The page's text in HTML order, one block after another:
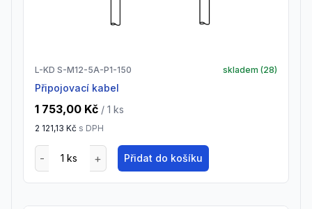
L-KD S-M12-5A-P1-150 skladem (28)
Připojovací kabel
1 753,00 Kč / 1 ks
2 121,13 Kč s DPH
Přidat do košíku